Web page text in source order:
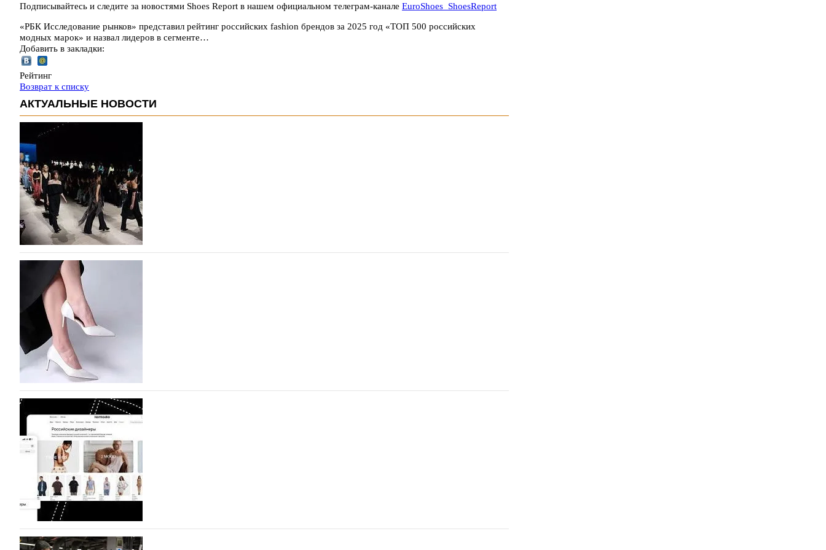
Подписывайтесь и следите за новостями Shoes Report в нашем официальном телеграм-канале EuroShoes_ShoesReport
«РБК Исследование рынков» представил рейтинг российских fashion брендов за 2025 год «ТОП 500 российских
модных марок» и назвал лидеров в сегменте…
Добавить в закладки:
Рейтинг
Возврат к списку
АКТУАЛЬНЫЕ НОВОСТИ
На участие в Московской неделе моды подано 1047 заявок
На участие в седьмой Московской неделе моды, которая пройдет в российской столице с 26 сентября по 1
октября, уже подано 1047 заявок. Примерно половину из них (494) прислали дизайнеры, коллекции
которых не были представлены в…
07.08.2026 582
BALLINA представит свои новинки на Euro Shoes
Компания BALLINA Guangzhou Lihuang Footwear Co., Ltd., основанная в 2011 году и расположенная в
Гуанчжоу, столице моды Китая, является профессиональной обувной компанией, объединяющей
разработку, производство и…
07.08.2026 435
На платформе Lamoda - новый раздел и условия продвижения локальных